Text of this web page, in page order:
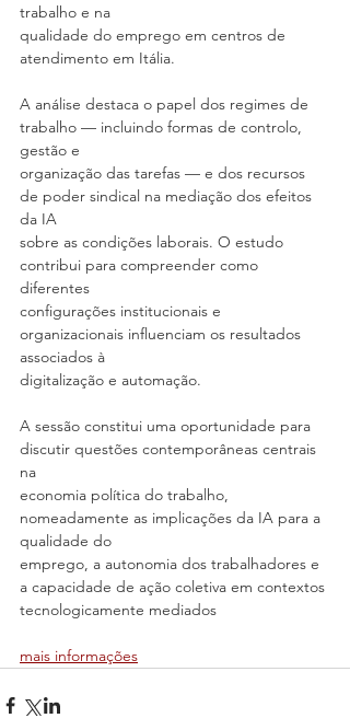
trabalho e na
qualidade do emprego em centros de
atendimento em Itália.
A análise destaca o papel dos regimes de
trabalho — incluindo formas de controlo,
gestão e
organização das tarefas — e dos recursos
de poder sindical na mediação dos efeitos
da IA
sobre as condições laborais. O estudo
contribui para compreender como
diferentes
configurações institucionais e
organizacionais influenciam os resultados
associados à
digitalização e automação.
A sessão constitui uma oportunidade para
discutir questões contemporâneas centrais
na
economia política do trabalho,
nomeadamente as implicações da IA para a
qualidade do
emprego, a autonomia dos trabalhadores e
a capacidade de ação coletiva em contextos
tecnologicamente mediados
mais informações